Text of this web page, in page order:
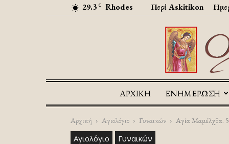
29.3 C Rhodes Περί Askitikon
ΑΡΧΙΚΉ ΕΝΗΜΕΡΩΣΗ
Αρχική Αγιολόγιο Γυναικών Αγία Μαμέλχθα.
Αγιολόγιο Γυναικών